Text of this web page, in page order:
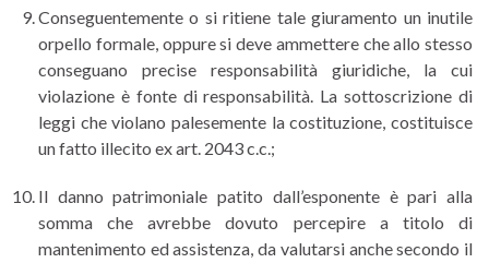
Conseguentemente o si ritiene tale giuramento un inutile
orpello formale, oppure si deve ammettere che allo stesso
conseguano precise responsabilità giuridiche, la cui
violazione è fonte di responsabilità. La sottoscrizione di
leggi che violano palesemente la costituzione, costituisce
un fatto illecito ex art. 2043 c.c.;
Il danno patrimoniale patito dall’esponente è pari alla
somma che avrebbe dovuto percepire a titolo di
mantenimento ed assistenza, da valutarsi anche secondo il